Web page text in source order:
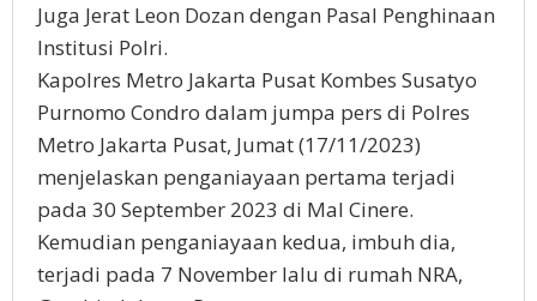
Juga Jerat Leon Dozan dengan Pasal Penghinaan
Institusi Polri.
Kapolres Metro Jakarta Pusat Kombes Susatyo
Purnomo Condro dalam jumpa pers di Polres
Metro Jakarta Pusat, Jumat (17/11/2023)
menjelaskan penganiayaan pertama terjadi
pada 30 September 2023 di Mal Cinere.
Kemudian penganiayaan kedua, imbuh dia,
terjadi pada 7 November lalu di rumah NRA,